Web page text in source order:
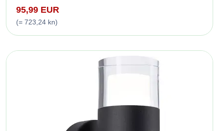
95,99 EUR
(= 723,24 kn)